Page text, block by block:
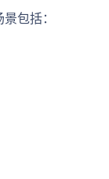
包括：